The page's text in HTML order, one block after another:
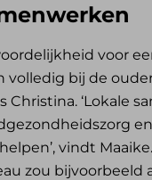
voor
volledig bij de
Christina. ‘Lokale
vindt Maaike.
zou bijvoorbeeld